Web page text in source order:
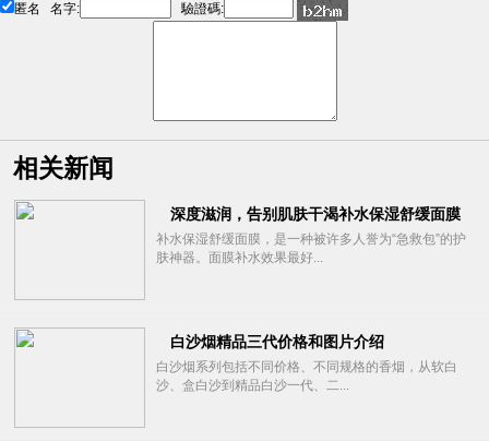
匿名 名字: 驗證碼:
相关新闻
深度滋润，告别肌肤干渴补水保湿舒缓面膜
补水保湿舒缓面膜，是一种被许多人誉为“急救包”的护
肤神器。面膜补水效果最好...
白沙烟精品三代价格和图片介绍
白沙烟系列包括不同价格、不同规格的香烟，从软白
沙、盒白沙到精品白沙一代、二...